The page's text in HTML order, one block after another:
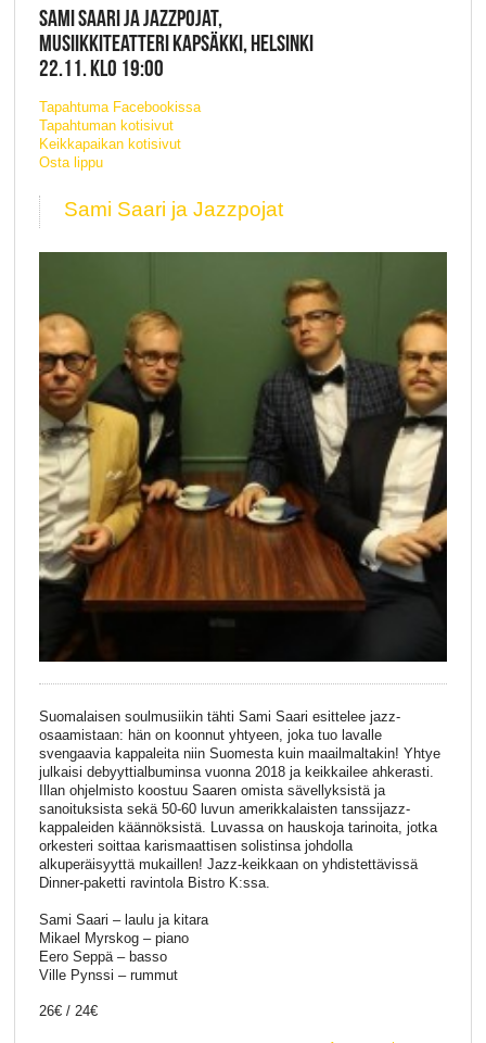
SAMI SAARI JA JAZZPOJAT,
MUSIIKKITEATTERI KAPSÄKKI, HELSINKI
22.11. KLO 19:00
Tapahtuma Facebookissa
Tapahtuman kotisivut
Keikkapaikan kotisivut
Osta lippu
Sami Saari ja Jazzpojat
Suomalaisen soulmusiikin tähti Sami Saari esittelee jazz-
osaamistaan: hän on koonnut yhtyeen, joka tuo lavalle
svengaavia kappaleita niin Suomesta kuin maailmaltakin! Yhtye
julkaisi debyyttialbuminsa vuonna 2018 ja keikkailee ahkerasti.
Illan ohjelmisto koostuu Saaren omista sävellyksistä ja
sanoituksista sekä 50-60 luvun amerikkalaisten tanssijazz-
kappaleiden käännöksistä. Luvassa on hauskoja tarinoita, jotka
orkesteri soittaa karismaattisen solistinsa johdolla
alkuperäisyyttä mukaillen! Jazz-keikkaan on yhdistettävissä
Dinner-paketti ravintola Bistro K:ssa.
Sami Saari – laulu ja kitara
Mikael Myrskog – piano
Eero Seppä – basso
Ville Pynssi – rummut
26€ / 24€